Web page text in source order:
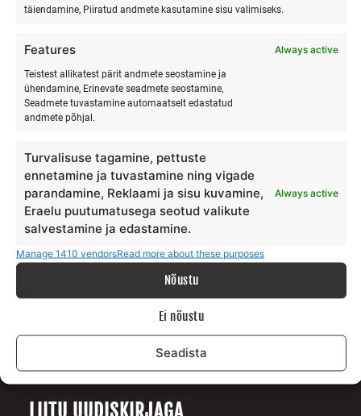
täiendamine, Piiratud andmete kasutamine sisu valimiseks.
Features Always active
Teistest allikatest pärit andmete seostamine ja
ühendamine, Erinevate seadmete seostamine,
Seadmete tuvastamine automaatselt edastatud
andmete põhjal.
Turvalisuse tagamine, pettuste
ennetamine ja tuvastamine ning vigade
parandamine, Reklaami ja sisu kuvamine,
Eraelu puutumatusega seotud valikute
salvestamine ja edastamine.
Always active
Manage 1410 vendorsRead more about these purposes
Nõustu
Ei nõustu
Seadista
info@surfmaster.ee
MEIST
Meie lugu
Teenus
Galerii
Surfiblogi
Toetajad
Kontakt
Andmekaitse tingimused
Teenuste ja ostu tingimused